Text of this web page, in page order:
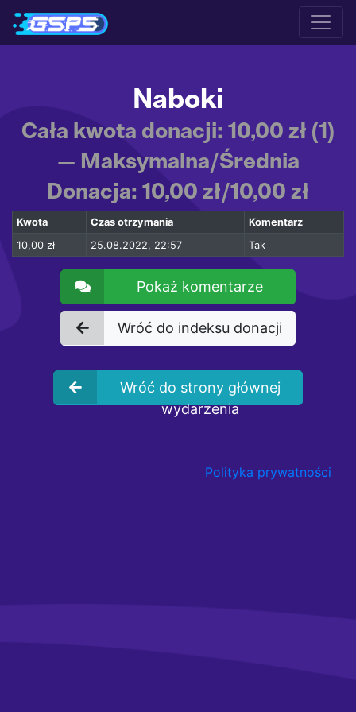
Naboki
Cała kwota donacji: 10,00 zł (1)
— Maksymalna/Średnia
Donacja: 10,00 zł/10,00 zł
Kwota Czas otrzymania
Komentarz
10,00 zł
25.08.2022, 22:57 Tak
Pokaż komentarze
Wróć do indeksu donacji
Wróć do strony głównej
wydarzenia
Polityka prywatności